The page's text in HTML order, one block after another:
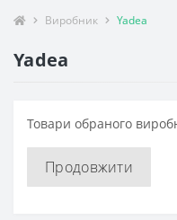
Виробник Yadea
Yadea
Товари обраного
Продовжити